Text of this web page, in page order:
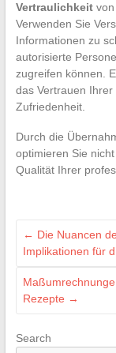
Vertraulichkeitvon
Verwenden Sie
Informationen zu
autorisierte
zugreifen können.
das Vertrauen
Zufriedenheit.
Durch die
optimieren Sie
Qualität Ihrer
← Die Nuancen
Implikationen für
Rezepte →
Search